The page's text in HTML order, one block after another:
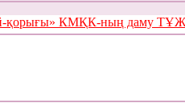
қорығы» КМҚК-ның